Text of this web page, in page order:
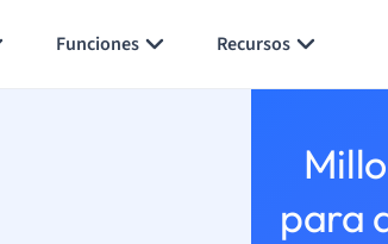
Funciones Recursos
para